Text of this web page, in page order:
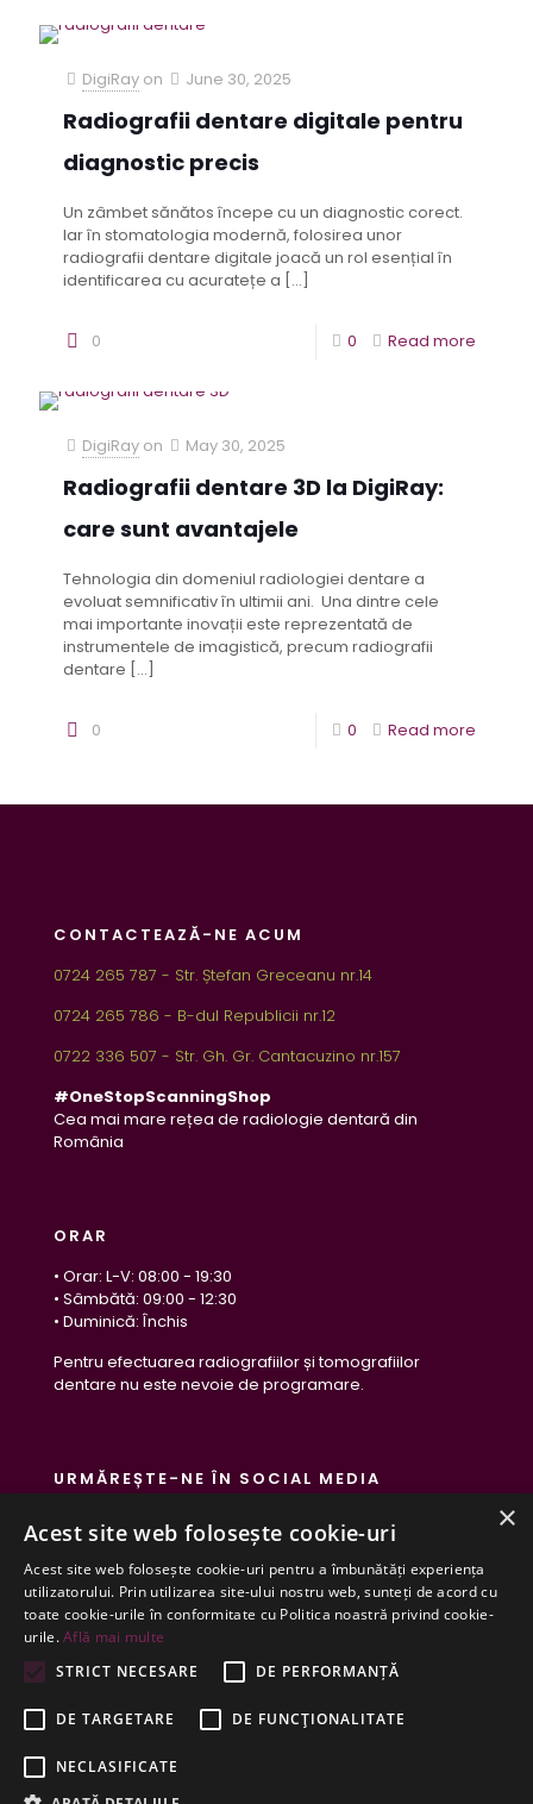
DigiRay on June 30, 2025
Radiografii dentare digitale pentru
diagnostic precis
Un zâmbet sănătos începe cu un diagnostic corect.
Iar în stomatologia modernă, folosirea unor
radiografii dentare digitale joacă un rol esențial în
identificarea cu acuratețe a […]
0 0 Read more
DigiRay on May 30, 2025
Radiografii dentare 3D la DigiRay:
care sunt avantajele
Tehnologia din domeniul radiologiei dentare a
evoluat semnificativ în ultimii ani. Una dintre cele
mai importante inovații este reprezentată de
instrumentele de imagistică, precum radiografii
dentare […]
0 0 Read more
CONTACTEAZĂ-NE ACUM
0724 265 787 - Str. Ștefan Greceanu nr.14
0724 265 786 - B-dul Republicii nr.12
0722 336 507 - Str. Gh. Gr. Cantacuzino nr.157
#OneStopScanningShop
Cea mai mare rețea de radiologie dentară din
România
ORAR
• Orar: L-V: 08:00 - 19:30
• Sâmbătă: 09:00 - 12:30
• Duminică: Închis
Pentru efectuarea radiografiilor și tomografiilor
dentare nu este nevoie de programare.
URMĂREȘTE-NE ÎN SOCIAL MEDIA
© 2020-2025 DigiRay. All Rights Reserved. -
×
Acest site web folosește cookie-uri
Acest site web folosește cookie-uri pentru a îmbunătăți experiența
utilizatorului. Prin utilizarea site-ului nostru web, sunteți de acord cu
toate cookie-urile în conformitate cu Politica noastră privind cookie-
urile.Află mai multe
STRICT NECESARE
DE PERFORMANȚĂ
DE TARGETARE DE FUNCŢIONALITATE
NECLASIFICATE